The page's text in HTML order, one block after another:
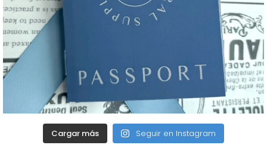
Cargar más Seguir en Instagram